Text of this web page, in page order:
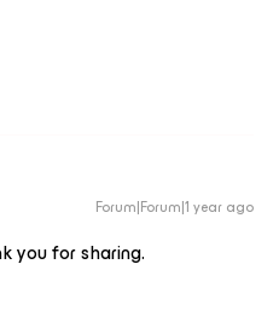
Forum|Forum|1 year ago
you for sharing.